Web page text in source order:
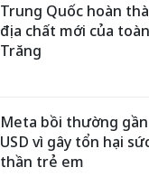
Trung Quốc hoàn
địa chất mới của
Trăng
Meta bồi thường
USD vì gây tổn hại
thần trẻ em